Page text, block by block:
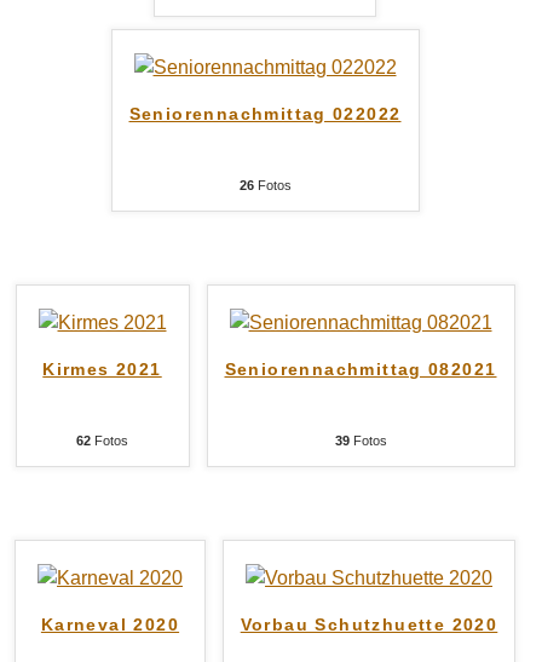
Seniorennachmittag 022022
26Fotos
Kirmes 2021
62 Fotos
Seniorennachmittag 082021
39Fotos
Karneval 2020 Vorbau Schutzhuette 2020